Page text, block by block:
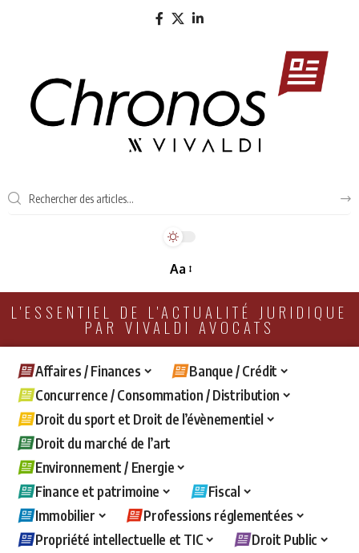
Aa
L'ESSENTIEL DE L'ACTUALITÉ JURIDIQUE
PAR VIVALDI AVOCATS
Affaires / Finances
Banque / Crédit
Concurrence / Consommation / Distribution
Droit du sport et Droit de l’évènementiel
Droit du marché de l’art
Environnement / Energie
Finance et patrimoine
Fiscal
Immobilier
Professions réglementées
Propriété intellectuelle et TIC
Droit Public